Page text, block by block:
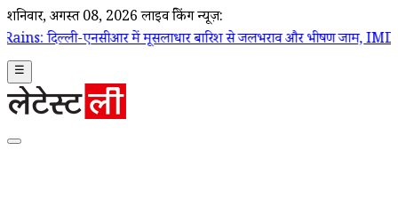
शनिवार, अगस्त 08, 2026 लाइव ब्रेकिंग न्यूज़:
में मूसलाधार बारिश से जलभराव और भीषण जाम, IMD ने जारी किया
☰